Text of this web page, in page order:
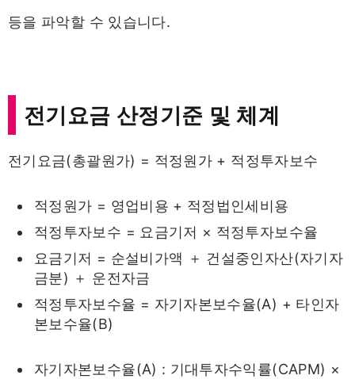
등을 파악할 수 있습니다.
전기요금 산정기준 및 체계
전기요금(총괄원가) = 적정원가 + 적정투자보수
적정원가 = 영업비용 + 적정법인세비용
적정투자보수 = 요금기저 × 적정투자보수율
요금기저 = 순설비가액 ＋ 건설중인자산(자기자
금분) ＋ 운전자금
적정투자보수율 = 자기자본보수율(A) + 타인자
본보수율(B)
자기자본보수율(A) : 기대투자수익률(CAPM) ×